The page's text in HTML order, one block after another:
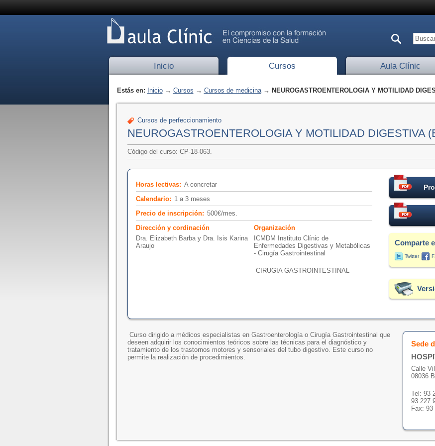
Inicio Cursos Aula Clínic
Estás en: Inicio→ Cursos → Cursos de medicina→ NEUROGASTROENTEROLOGIA Y MOTILIDAD
Cursos de perfeccionamiento
NEUROGASTROENTEROLOGIA Y MOTILIDAD DIGESTIVA
Código del curso: CP-18-063.
Horas lectivas: A concretar
Calendario: 1 a 3 meses
Precio de inscripción: 500€/mes.
Dirección y cordinación
Dra. Elizabeth Barba y Dra. Isis Karina
Araujo
Organización
ICMDM Instituto Clínic de
Enfermedades Digestivas y Metabólicas
- Cirugía Gastrointestinal
CIRUGIA GASTROINTESTINAL
Comparte
Twitter
Curso dirigido a médicos especialistas en Gastroenterología o Cirugía Gastrointestinal que
deseen adquirir los conocimientos teóricos sobre las técnicas para el diagnóstico y
tratamiento de los trastornos motores y sensoriales del tubo digestivo. Este curso no
permite la realización de procedimientos.
Sede
Calle
08036
Tel: 93
93 227
Fax: 93